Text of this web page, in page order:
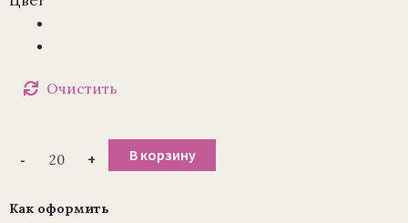
Очистить
-
товара
заливная
+ В корзину
Как оформить